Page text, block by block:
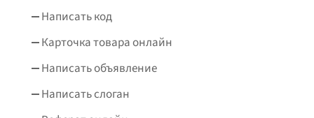
Написать код
Карточка товара онлайн
Написать объявление
Написать слоган